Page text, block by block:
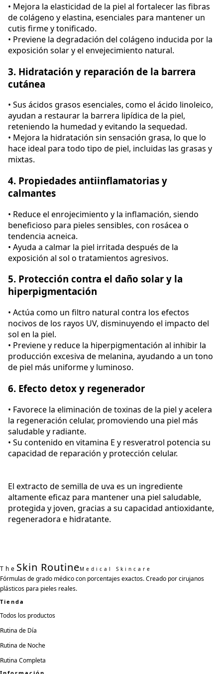
• Mejora la elasticidad de la piel al fortalecer las fibras
de colágeno y elastina, esenciales para mantener un
cutis firme y tonificado.
• Previene la degradación del colágeno inducida por la
exposición solar y el envejecimiento natural.
3. Hidratación y reparación de la barrera
cutánea
• Sus ácidos grasos esenciales, como el ácido linoleico,
ayudan a restaurar la barrera lipídica de la piel,
reteniendo la humedad y evitando la sequedad.
• Mejora la hidratación sin sensación grasa, lo que lo
hace ideal para todo tipo de piel, incluidas las grasas y
mixtas.
4. Propiedades antiinflamatorias y
calmantes
• Reduce el enrojecimiento y la inflamación, siendo
beneficioso para pieles sensibles, con rosácea o
tendencia acneica.
• Ayuda a calmar la piel irritada después de la
exposición al sol o tratamientos agresivos.
5. Protección contra el daño solar y la
hiperpigmentación
• Actúa como un filtro natural contra los efectos
nocivos de los rayos UV, disminuyendo el impacto del
sol en la piel.
• Previene y reduce la hiperpigmentación al inhibir la
producción excesiva de melanina, ayudando a un tono
de piel más uniforme y luminoso.
6. Efecto detox y regenerador
• Favorece la eliminación de toxinas de la piel y acelera
la regeneración celular, promoviendo una piel más
saludable y radiante.
• Su contenido en vitamina E y resveratrol potencia su
capacidad de reparación y protección celular.
El extracto de semilla de uva es un ingrediente
altamente eficaz para mantener una piel saludable,
protegida y joven, gracias a su capacidad antioxidante,
regeneradora e hidratante.
The Skin RoutineMedical Skincare
Fórmulas de grado médico con porcentajes exactos. Creado por cirujanos
plásticos para pieles reales.
Tienda
Todos los productos
Rutina de Día
Rutina de Noche
Rutina Completa